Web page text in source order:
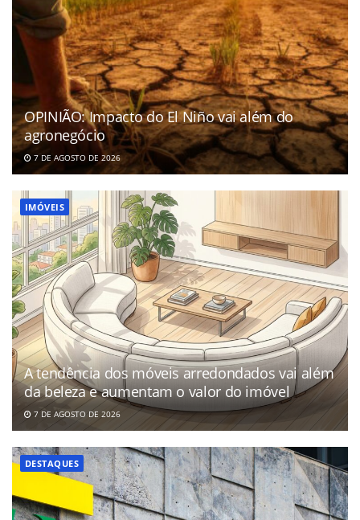
OPINIÃO: Impacto do El Niño vai além do
agronegócio
7 DE AGOSTO DE 2026
IMÓVEIS
A tendência dos móveis arredondados vai além
da beleza e aumentam o valor do imóvel
7 DE AGOSTO DE 2026
DESTAQUES